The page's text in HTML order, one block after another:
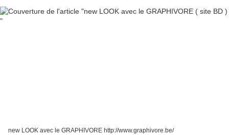
new LOOK avec le GRAPHIVORE http://www.graphivore.be/